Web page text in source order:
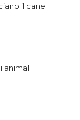
il cane
animali